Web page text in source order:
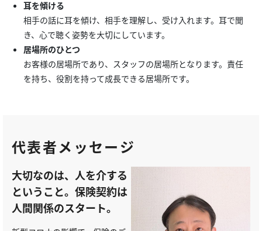
耳を傾ける
相手の話に耳を傾け、相手を理解し、受け入れます。耳で聞
き、心で聴く姿勢を大切にしています。
居場所のひとつ
お客様の居場所であり、スタッフの居場所となります。責任
を持ち、役割を持って成長できる居場所です。
代表者メッセージ
大切なのは、人を介する
ということ。保険契約は
人間関係のスタート。